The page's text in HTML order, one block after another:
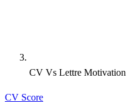
CV Vs Lettre Motivation
CV Score